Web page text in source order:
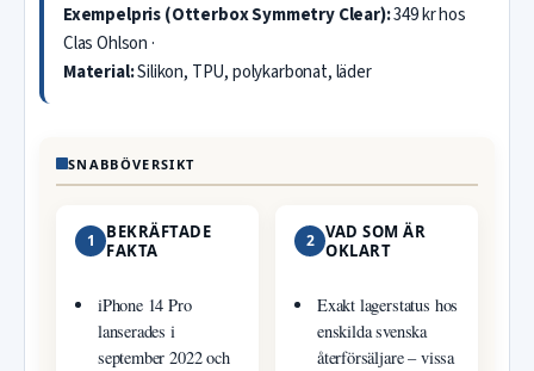
Exempelpris (Otterbox Symmetry Clear):349 kr hos
Clas Ohlson ·
Material:Silikon, TPU, polykarbonat, läder
SNABBÖVERSIKT
1
BEKRÄFTADE
FAKTA
iPhone 14 Pro
lanserades i
september 2022 och
2 VAD SOM ÄR
OKLART
Exakt lagerstatus hos
enskilda svenska
återförsäljare – vissa